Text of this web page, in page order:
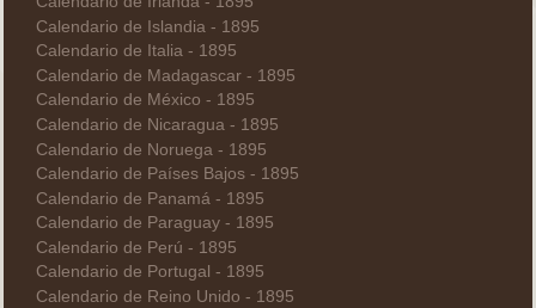
Calendario de Islandia - 1895
Calendario de Italia - 1895
Calendario de Madagascar - 1895
Calendario de México - 1895
Calendario de Nicaragua - 1895
Calendario de Noruega - 1895
Calendario de Países Bajos - 1895
Calendario de Panamá - 1895
Calendario de Paraguay - 1895
Calendario de Perú - 1895
Calendario de Portugal - 1895
Calendario de Reino Unido - 1895